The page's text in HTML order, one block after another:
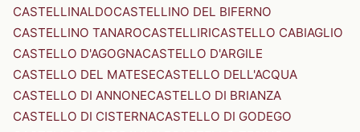
CASTELLINALDOCASTELLINO DEL BIFERNO
CASTELLINO TANAROCASTELLIRICASTELLO CABIAGLIO
CASTELLO D'AGOGNACASTELLO D'ARGILE
CASTELLO DEL MATESECASTELLO DELL'ACQUA
CASTELLO DI ANNONECASTELLO DI BRIANZA
CASTELLO DI CISTERNACASTELLO DI GODEGO